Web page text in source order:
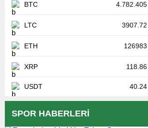
BTC 4.782.405
LTC 3907.72
ETH 126983
XRP 118.86
USDT 40.24
SPOR HABERLERİ